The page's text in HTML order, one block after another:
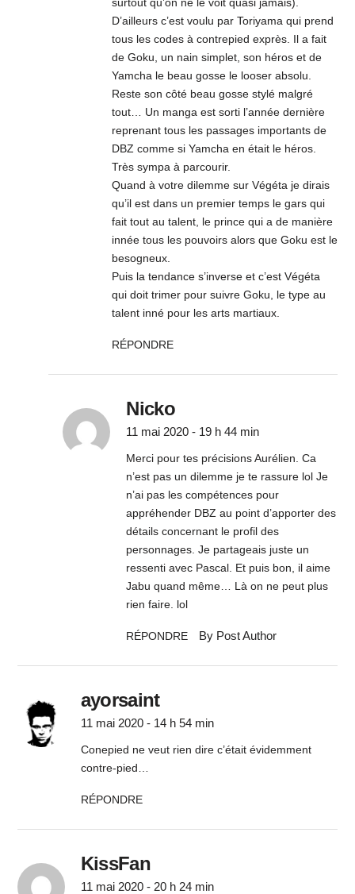
D’ailleurs c’est voulu par Toriyama qui prend
tous les codes à contrepied exprès. Il a fait
de Goku, un nain simplet, son héros et de
Yamcha le beau gosse le looser absolu.
Reste son côté beau gosse stylé malgré
tout… Un manga est sorti l’année dernière
reprenant tous les passages importants de
DBZ comme si Yamcha en était le héros.
Très sympa à parcourir.
Quand à votre dilemme sur Végéta je dirais
qu’il est dans un premier temps le gars qui
fait tout au talent, le prince qui a de manière
innée tous les pouvoirs alors que Goku est le
besogneux.
Puis la tendance s’inverse et c’est Végéta
qui doit trimer pour suivre Goku, le type au
talent inné pour les arts martiaux.
RÉPONDRE
Nicko
11 mai 2020 - 19 h 44 min
Merci pour tes précisions Aurélien. Ca
n’est pas un dilemme je te rassure lol Je
n’ai pas les compétences pour
appréhender DBZ au point d’apporter des
détails concernant le profil des
personnages. Je partageais juste un
ressenti avec Pascal. Et puis bon, il aime
Jabu quand même… Là on ne peut plus
rien faire. lol
RÉPONDRE By Post Author
ayorsaint
11 mai 2020 - 14 h 54 min
Conepied ne veut rien dire c’était évidemment
contre-pied…
RÉPONDRE
KissFan
11 mai 2020 - 20 h 24 min